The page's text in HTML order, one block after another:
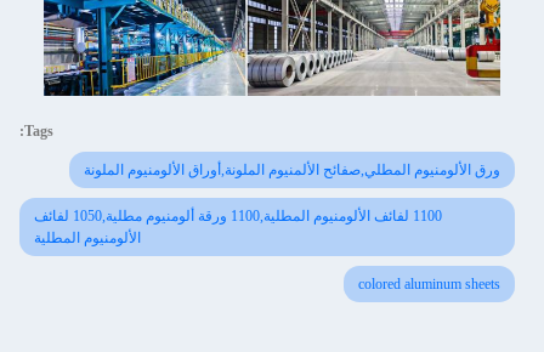
Tags:
ورق الألومنيوم المطلي,صفائح الألمنيوم الملونة,أوراق الألومنيوم الملونة
1100 لفائف الألومنيوم المطلية,1100 ورقة ألومنيوم مطلية,1050 لفائف
الألومنيوم المطلية
colored aluminum sheets